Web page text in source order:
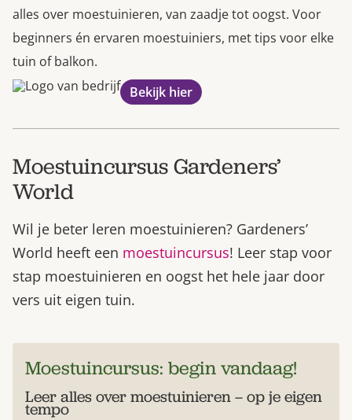
alles over moestuinieren, van zaadje tot oogst. Voor
beginners én ervaren moestuiniers, met tips voor elke
tuin of balkon.
Bekijk hier
Moestuincursus Gardeners’
World
Wil je beter leren moestuinieren? Gardeners’
World heeft een moestuincursus! Leer stap voor
stap moestuinieren en oogst het hele jaar door
vers uit eigen tuin.
Moestuincursus: begin vandaag!
Leer alles over moestuinieren – op je eigen
tempo